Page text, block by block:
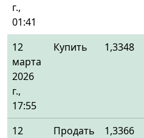
г.,
01:41
12
марта
2026
г.,
17:55
Купить 1,3348
12
Продать 1,3366